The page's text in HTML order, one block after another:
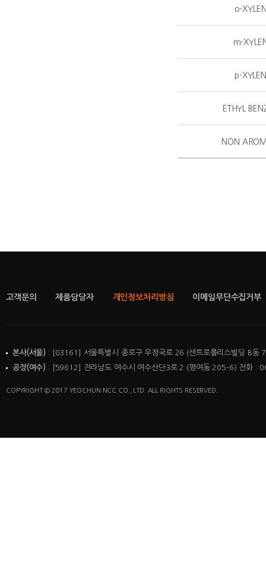
o-
m-
p-
ETHYL
NON
고객문의 제품담당자 개인정보처리방침 이메일무단수집거부
본사(서울) : [03161] 서울특별시 종로구 우정국로 26 (센트로폴리스빌딩 B
공장(여수) : [59612] 전라남도 여수시 여수산단3로 2 (평여동 205-6) 전화 :
COPYRIGHT © 2017 YEOCHUN NCC CO., LTD. ALL RIGHTS RESERVED.